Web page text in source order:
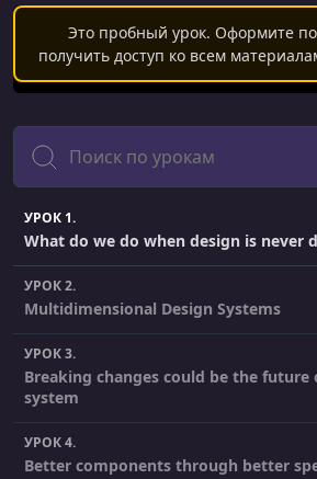
Это пробный урок. Оформите
получить доступ ко всем
Поиск
УРОК 1.
What do we do when design is never
УРОК 2.
Multidimensional Design Systems
УРОК 3.
Breaking changes could be the future
system
УРОК 4.
Better components through better